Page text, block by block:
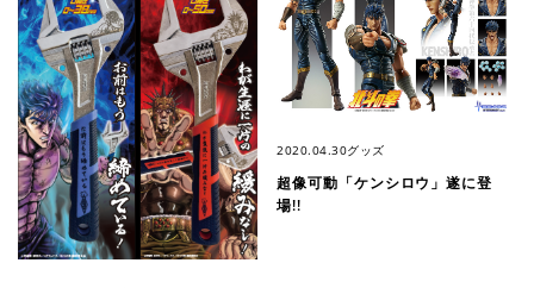
2020.04.30グッズ
超像可動「ケンシロウ」遂に登
場!!